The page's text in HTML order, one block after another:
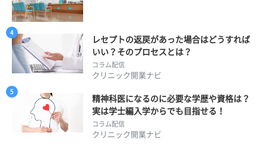
レセプトの返戻があった場合はどうすれば
いい？そのプロセスとは？
コラム配信
クリニック開業ナビ
精神科医になるのに必要な学歴や資格は？
実は学士編入学からでも目指せる！
コラム配信
クリニック開業ナビ